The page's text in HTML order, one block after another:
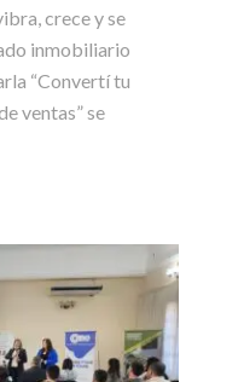
crece y se
inmobiliario
“Convertí tu
ventas” se